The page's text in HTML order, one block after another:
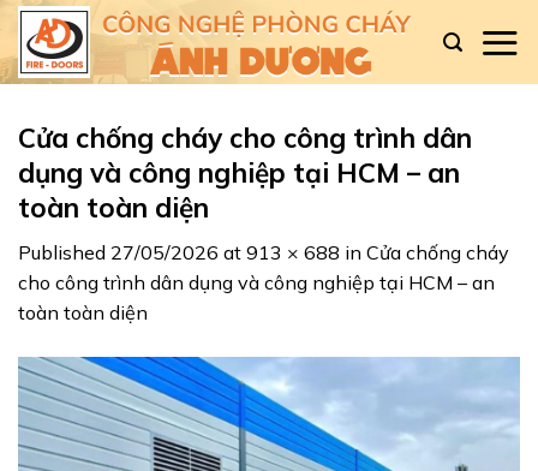
Skip
content
Cửa chống cháy cho công trình dân
dụng và công nghiệp tại HCM – an
toàn toàn diện
Published 27/05/2026 at 913 × 688 in Cửa chống cháy
cho công trình dân dụng và công nghiệp tại HCM – an
toàn toàn diện